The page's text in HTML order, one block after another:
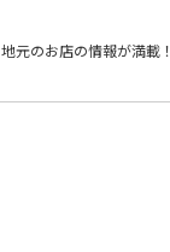
地元のお店の情報が満載！